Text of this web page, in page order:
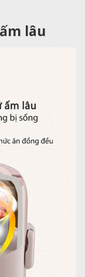
lâu